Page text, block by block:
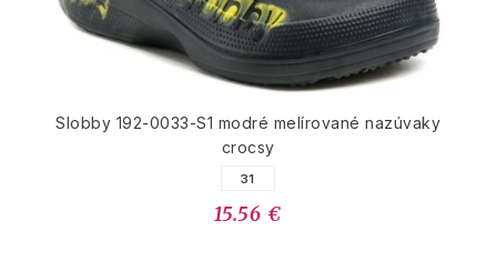
Slobby 192-0033-S1 modré melírované nazúvaky
crocsy
31
15.56 €